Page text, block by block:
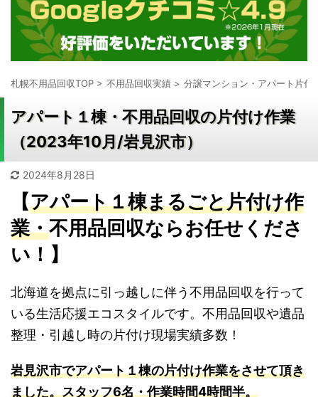
札幌不用品回収TOP > 不用品回収実績 > 分譲マンション・アパート片付
アパート１棟・不用品回収の片付け作業
（2023年10月/岩見沢市）
2024年8月28日
【アパート１棟まるごと片付け作
業・不用品回収ならお任せくださ
い！】
北海道を拠点に引っ越しに伴う不用品回収を行って
いる生活応援エコスタイルです。不用品回収や遺品
整理・引越し時の片付け現場実績多数！
岩見沢市でアパート１棟の片付け作業をさせて頂き
ました。スタッフ6名・作業時間4時間半。